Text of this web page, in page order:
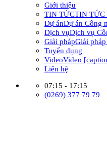
Giới thiệu
TIN TỨCTIN TỨC
Dự ánDự án Công
Dịch vụDịch vụ
Giải phápGiải
Tuyển dụng
VideoVideo
Liên hệ
07:15 - 17:15
(0269) 377 79 79